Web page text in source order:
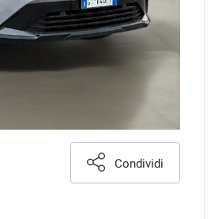
Condividi